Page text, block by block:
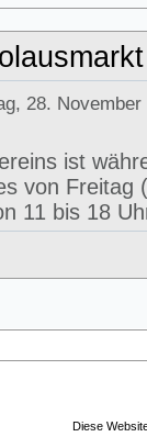
28.
ist
von Freitag
11 bis 18
Diese